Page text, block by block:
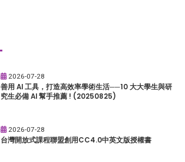
2026-07-28
善用 AI 工具，打造高效率學術生活──10 大大學生與研
究生必備 AI 幫手推薦 ! (20250825)
2026-07-28
台灣開放式課程聯盟創用CC4.0中英文版授權書